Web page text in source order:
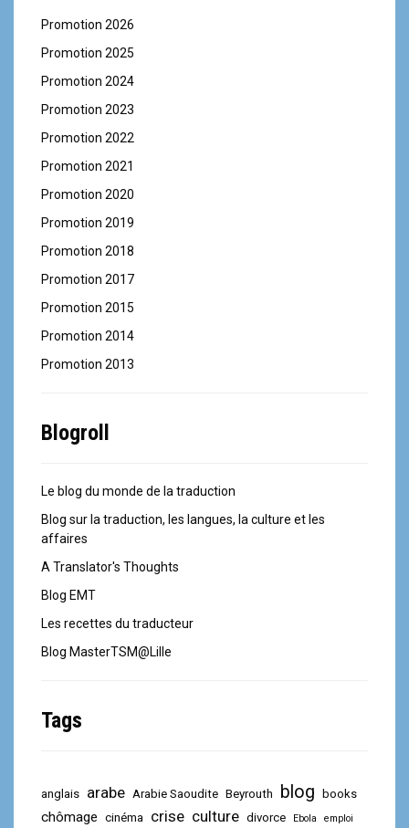
Promotion 2026
Promotion 2025
Promotion 2024
Promotion 2023
Promotion 2022
Promotion 2021
Promotion 2020
Promotion 2019
Promotion 2018
Promotion 2017
Promotion 2015
Promotion 2014
Promotion 2013
Blogroll
Le blog du monde de la traduction
Blog sur la traduction, les langues, la culture et les
affaires
A Translator's Thoughts
Blog EMT
Les recettes du traducteur
Blog MasterTSM@Lille
Tags
anglais arabe Arabie Saoudite Beyrouth blog books
chômage cinéma crise culture divorce Ebola emploi